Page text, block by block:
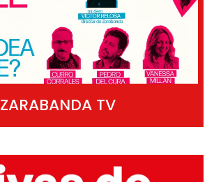
ZARABANDA TV